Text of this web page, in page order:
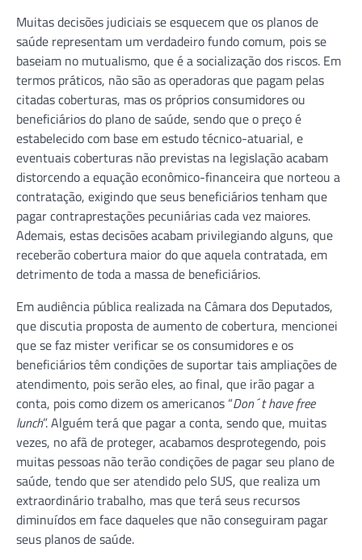
Muitas decisões judiciais se esquecem que os planos de
saúde representam um verdadeiro fundo comum, pois se
baseiam no mutualismo, que é a socialização dos riscos. Em
termos práticos, não são as operadoras que pagam pelas
citadas coberturas, mas os próprios consumidores ou
beneficiários do plano de saúde, sendo que o preço é
estabelecido com base em estudo técnico-atuarial, e
eventuais coberturas não previstas na legislação acabam
distorcendo a equação econômico-financeira que norteou a
contratação, exigindo que seus beneficiários tenham que
pagar contraprestações pecuniárias cada vez maiores.
Ademais, estas decisões acabam privilegiando alguns, que
receberão cobertura maior do que aquela contratada, em
detrimento de toda a massa de beneficiários.
Em audiência pública realizada na Câmara dos Deputados,
que discutia proposta de aumento de cobertura, mencionei
que se faz mister verificar se os consumidores e os
beneficiários têm condições de suportar tais ampliações de
atendimento, pois serão eles, ao final, que irão pagar a
conta, pois como dizem os americanos “Don´t have free
lunch”. Alguém terá que pagar a conta, sendo que, muitas
vezes, no afã de proteger, acabamos desprotegendo, pois
muitas pessoas não terão condições de pagar seu plano de
saúde, tendo que ser atendido pelo SUS, que realiza um
extraordinário trabalho, mas que terá seus recursos
diminuídos em face daqueles que não conseguiram pagar
seus planos de saúde.